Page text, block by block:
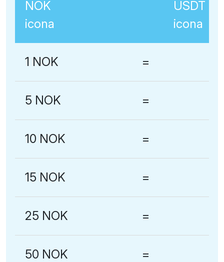
1 NOK =
5 NOK =
10 NOK =
15 NOK =
25 NOK =
50 NOK =